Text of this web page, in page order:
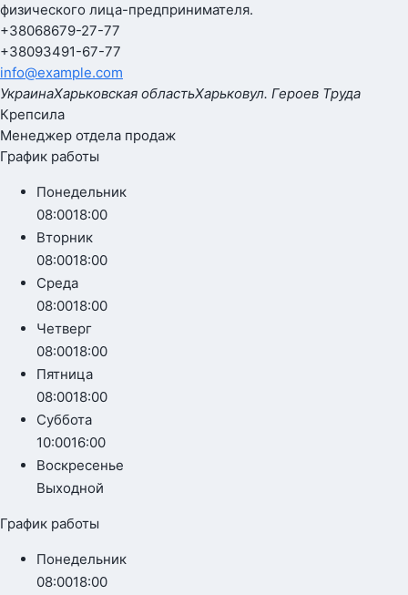
физического лица-предпринимателя.
+38068679-27-77
+38093491-67-77
info@example.com
УкраинаХарьковская областьХарьковул. Героев Труда
Крепсила
Менеджер отдела продаж
График работы
Понедельник
08:0018:00
Вторник
08:0018:00
Среда
08:0018:00
Четверг
08:0018:00
Пятница
08:0018:00
Суббота
10:0016:00
Воскресенье
Выходной
График работы
Понедельник
08:0018:00